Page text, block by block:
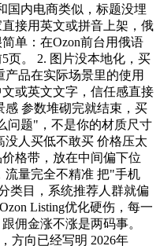
国内电商类似，标题没埋
接用英文或拼音上架，俄
单：在Ozon前台用俄语
页。 2. 图片没本地化，买
品在实际场景里的使用
或英文文字，信任感直接
感 参数堆砌完就结束，买
问题"，不是你的材质尺寸
没人买低不敢买 价格压太
格带，放在中间偏下位
流量完全不精准 把"手机
类目，系统推荐人群就偏
Listing优化硬伤，每一
佣金涨不涨是两码事。
方向已经写明 2026年